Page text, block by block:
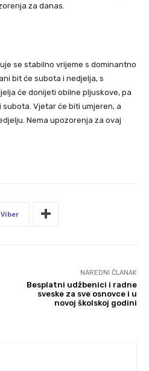
za danas.
se stabilno vrijeme s dominantno
bit će subota i nedjelja, s
će donijeti obilne pljuskove, pa
Vjetar će biti umjeren, a
Nema upozorenja za ovaj
Viber
NAREDNI ČLANAK
Besplatni udžbenici i radne
sveske za sve osnovce i u
novoj školskoj godini